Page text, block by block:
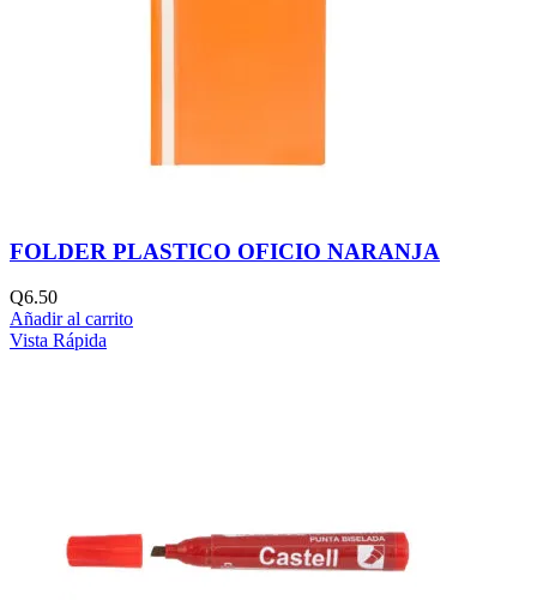
FOLDER PLASTICO OFICIO NARANJA
Q6.50
Añadir al carrito
Vista Rápida